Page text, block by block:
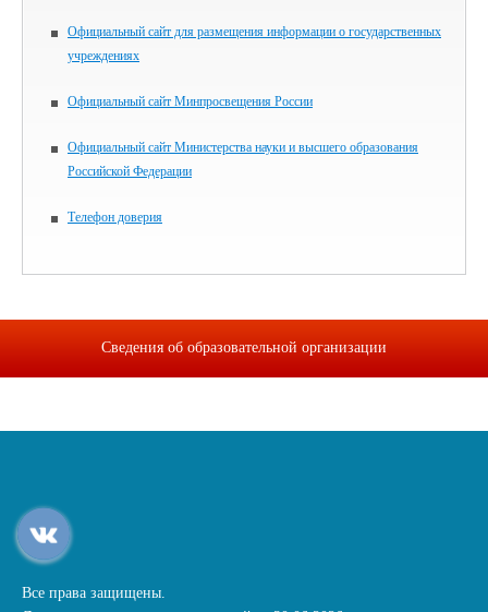
Официальный сайт для размещения информации о государственных
учреждениях
Официальный сайт Минпросвещения России
Официальный сайт Министерства науки и высшего образования
Российской Федерации
Телефон доверия
Сведения об образовательной организации
Все права защищены.